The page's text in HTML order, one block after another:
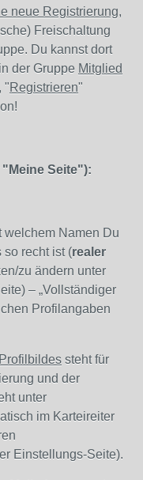
neue Registrierung,
Freischaltung
Du kannst dort
der Gruppe Mitglied
"Registrieren"
Seite"):
welchem Namen Du
so recht ist (realer
zu ändern unter
– „Vollständiger
Profilangaben
Profilbildes steht für
und der
unter
im Karteireiter
Einstellungs-Seite).